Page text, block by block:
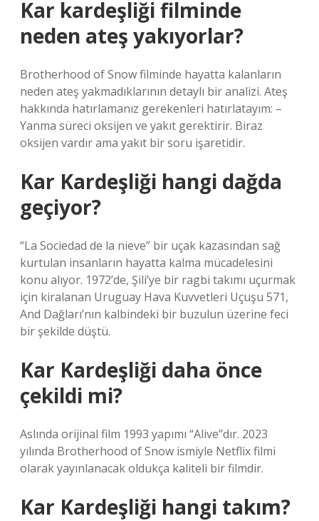
Kar kardeşliği filminde
neden ateş yakıyorlar?
Brotherhood of Snow filminde hayatta kalanların
neden ateş yakmadıklarının detaylı bir analizi. Ateş
hakkında hatırlamanız gerekenleri hatırlatayım: –
Yanma süreci oksijen ve yakıt gerektirir. Biraz
oksijen vardır ama yakıt bir soru işaretidir.
Kar Kardeşliği hangi dağda
geçiyor?
“La Sociedad de la nieve” bir uçak kazasından sağ
kurtulan insanların hayatta kalma mücadelesini
konu alıyor. 1972’de, Şili’ye bir ragbi takımı uçurmak
için kiralanan Uruguay Hava Kuvvetleri Uçuşu 571,
And Dağları’nın kalbindeki bir buzulun üzerine feci
bir şekilde düştü.
Kar Kardeşliği daha önce
çekildi mi?
Aslında orijinal film 1993 yapımı “Alive”dır. 2023
yılında Brotherhood of Snow ismiyle Netflix filmi
olarak yayınlanacak oldukça kaliteli bir filmdir.
Kar Kardeşliği hangi takım?